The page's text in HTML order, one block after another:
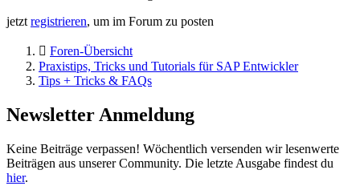
jetztregistrieren, um im Forum zu posten
Foren-Übersicht
Praxistips, Tricks und Tutorials für SAP Entwickler
Tips + Tricks & FAQs
Newsletter Anmeldung
Keine Beiträge verpassen! Wöchentlich versenden wir lesenwerte
Beiträgen aus unserer Community. Die letzte Ausgabe findest du
hier.